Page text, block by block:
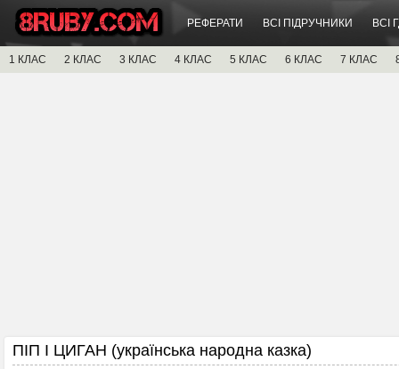
РЕФЕРАТИ ВСІ ПІДРУЧНИКИ ВСІ
1 КЛАС 2 КЛАС 3 КЛАС 4 КЛАС 5 КЛАС 6 КЛАС 7 КЛАС
ПІП І ЦИГАН (українська народна казка)